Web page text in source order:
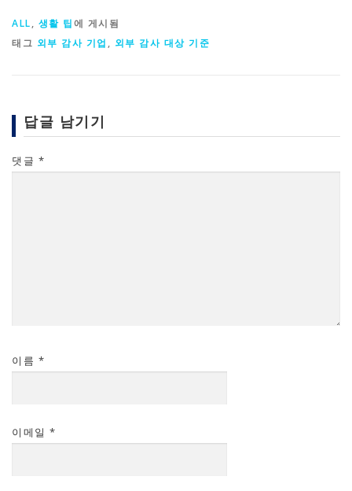
ALL, 생활 팁에 게시됨
태그 외부 감사 기업 , 외부 감사 대상 기준
답글 남기기
댓글 *
이름 *
이메일 *